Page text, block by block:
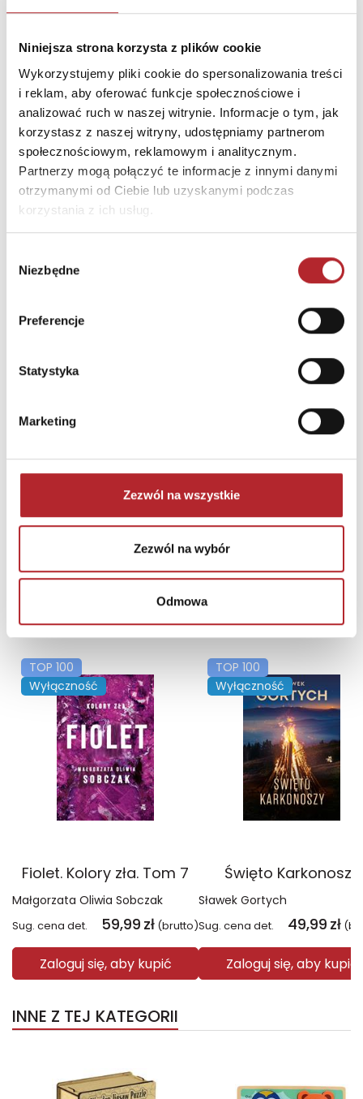
Niniejsza strona korzysta z plików cookie
Wykorzystujemy pliki cookie do spersonalizowania treści
i reklam, aby oferować funkcje społecznościowe i
analizować ruch w naszej witrynie. Informacje o tym, jak
korzystasz z naszej witryny, udostępniamy partnerom
społecznościowym, reklamowym i analitycznym.
Partnerzy mogą połączyć te informacje z innymi danymi
otrzymanymi od Ciebie lub uzyskanymi podczas
korzystania z ich usług.
zgody
Niezbędne
Preferencje
Statystyka
Marketing
Zezwól na wszystkie
Zezwól na wybór
Odmowa
Nazwa
Zakład Produkcyjny
ALEXANDER Piotr Pundzis
Ulica
ul. Telewizyjna 19
Kod pocztowy
80-209
Miasto
Chwaszczyno
E-mail
alexander@alexander.co
m.pl
INNI KLIENCI KUPOWALI
NAJCZĘŚCIEJ KUPOWANE zobacz więcej
TOP 100
Wyłączność
Fiolet. Kolory zła. Tom 7
Małgorzata Oliwia Sobczak
Sug. cena det. 59,99 zł (brutto)
Zaloguj się, aby kupić
TOP 100
Wyłączność
Święto Karkonoszy
Sławek Gortych
Sug. cena det. 49,99 zł
Zaloguj się, aby kupić
INNE Z TEJ KATEGORII